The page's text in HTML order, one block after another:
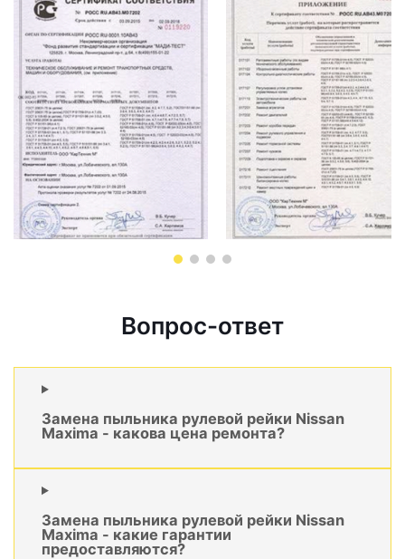
Вопрос-ответ
Замена пыльника рулевой рейки Nissan
Maxima - какова цена ремонта?
Замена пыльника рулевой рейки Nissan
Maxima - какие гарантии
предоставляются?